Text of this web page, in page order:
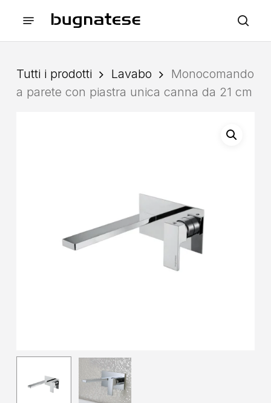
Menu
Tutti i prodotti Lavabo
Monocomando
a parete con piastra unica canna da 21 cm